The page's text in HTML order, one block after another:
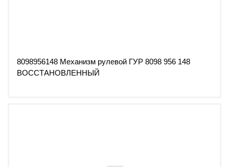
8098956148 Механизм рулевой ГУР 8098 956 148
ВОССТАНОВЛЕННЫЙ